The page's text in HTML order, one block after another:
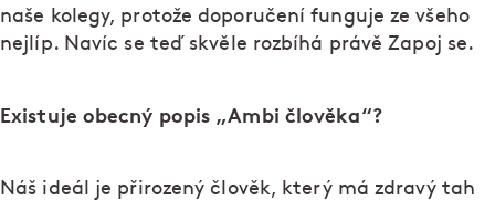
naše kolegy, protože doporučení funguje ze všeho
nejlíp. Navíc se teď skvěle rozbíhá právě Zapoj se.
Existuje obecný popis „Ambi člověka“?
Náš ideál je přirozený člověk, který má zdravý tah